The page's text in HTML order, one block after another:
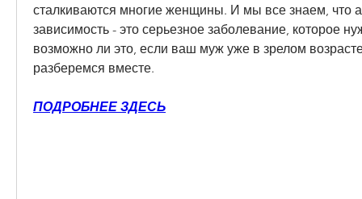
сталкиваются многие женщины. И мы все знаем, что
зависимость - это серьезное заболевание, которое
возможно ли это, если ваш муж уже в зрелом
разберемся вместе.
ПОДРОБНЕЕ ЗДЕСЬ